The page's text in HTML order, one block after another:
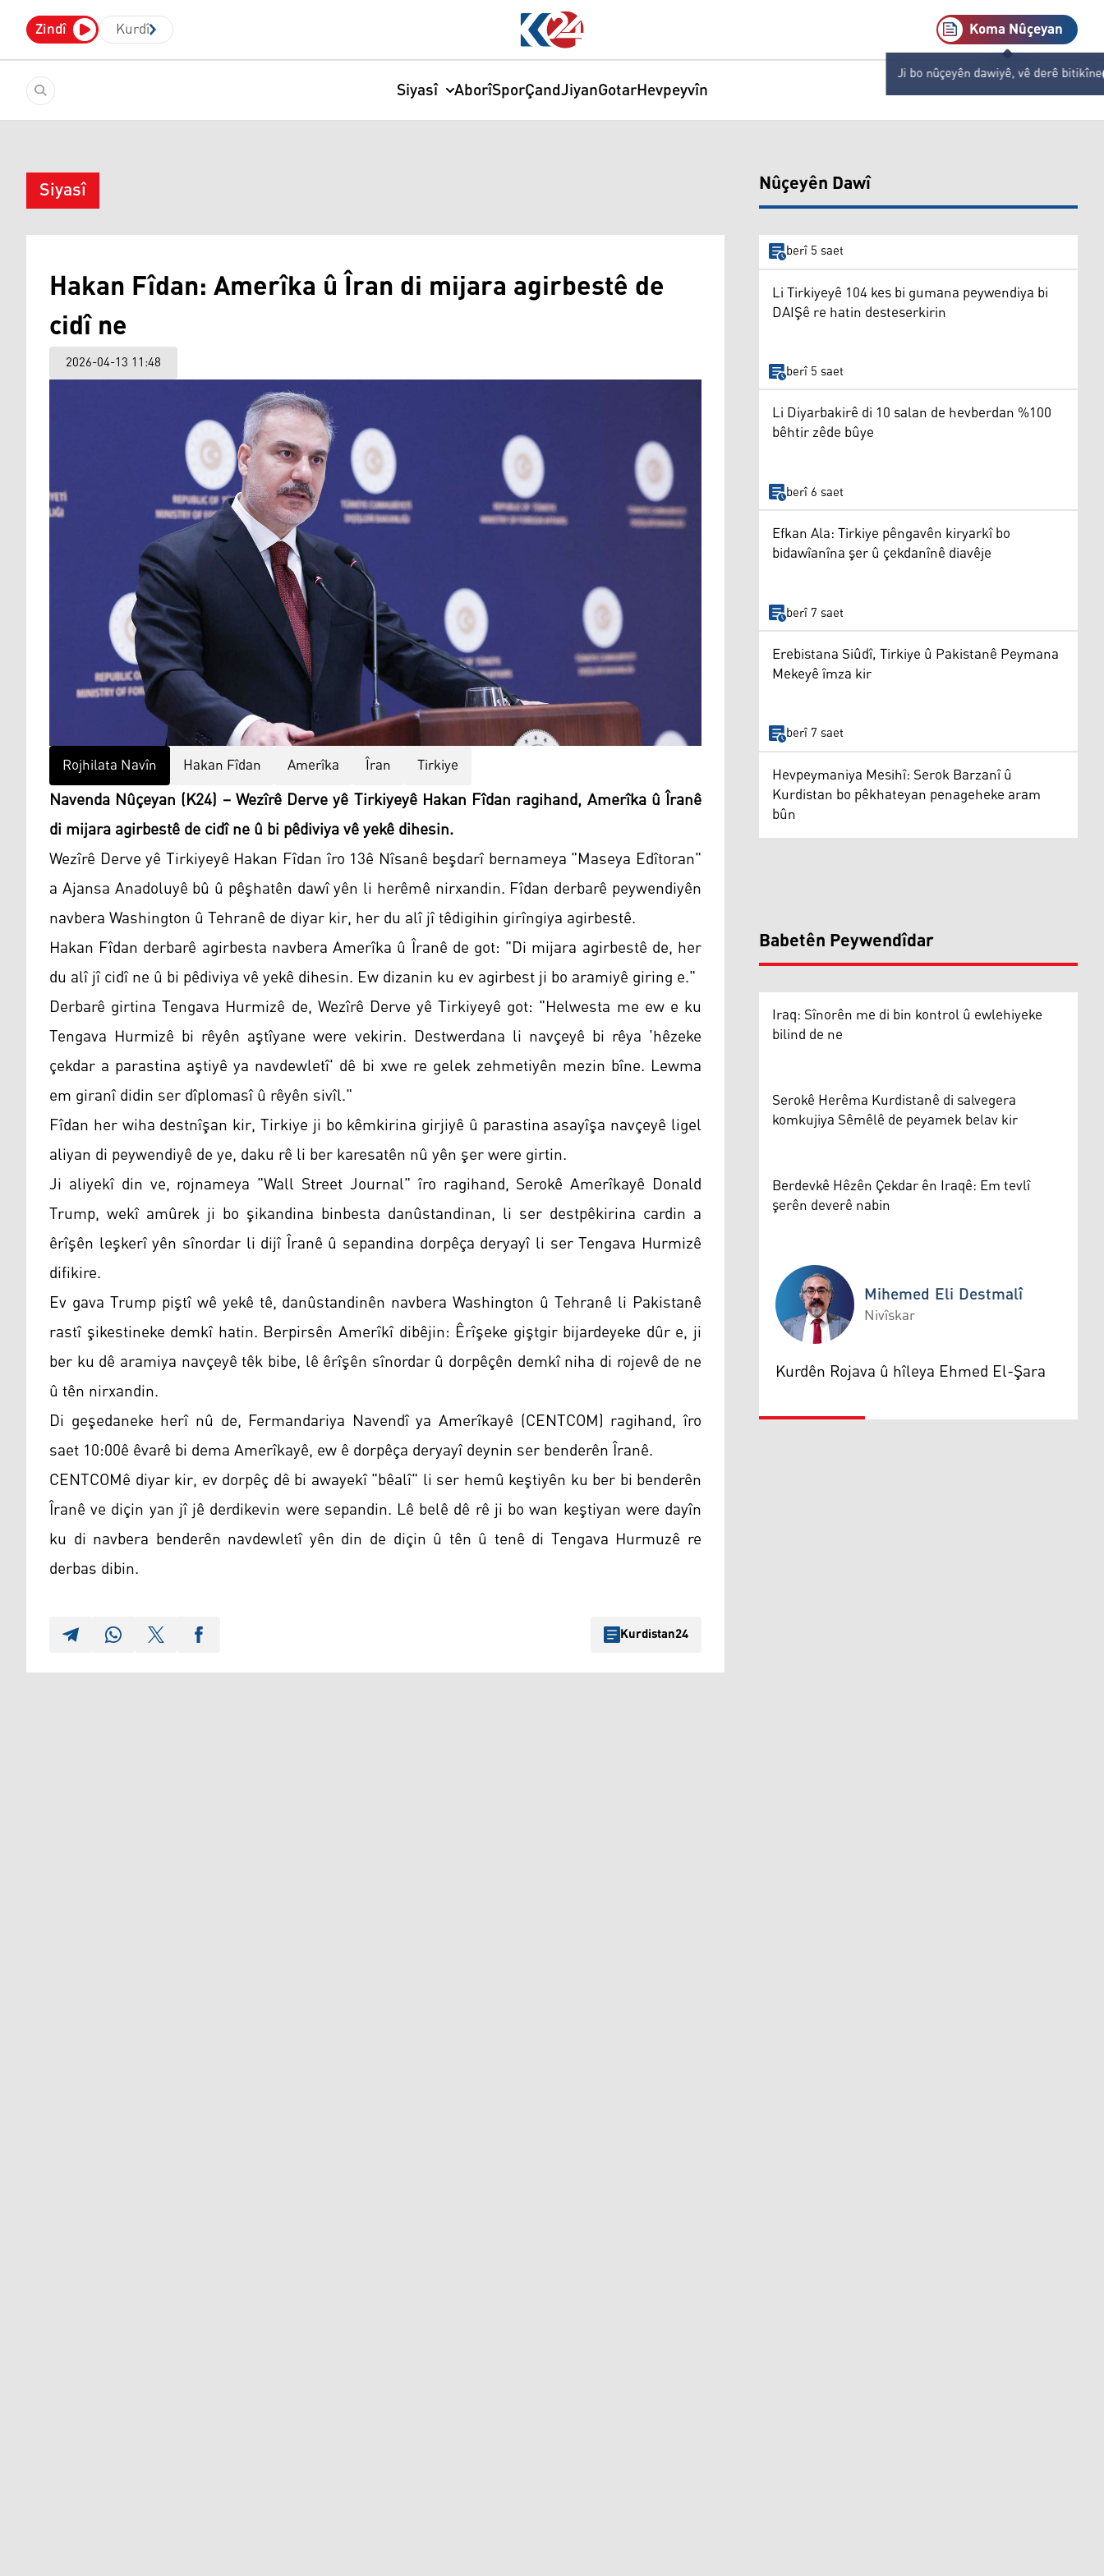
Zindî Kurdî Koma Nûçeyan
Ji bo nûçeyên dawiyê, vê derê bitikîne
Siyasî AborîSporÇandJiyanGotarHevpeyvîn
Siyasî
Hakan Fîdan: Amerîka û Îran di mijara agirbestê de
cidî ne
2026-04-13 11:48
Rojhilata Navîn Hakan Fîdan Amerîka Îran Tirkiye
Navenda Nûçeyan (K24) – Wezîrê Derve yê Tirkiyeyê Hakan Fîdan ragihand, Amerîka û Îranê
di mijara agirbestê de cidî ne û bi pêdiviya vê yekê dihesin.
Wezîrê Derve yê Tirkiyeyê Hakan Fîdan îro 13ê Nîsanê beşdarî bernameya "Maseya Edîtoran"
a Ajansa Anadoluyê bû û pêşhatên dawî yên li herêmê nirxandin. Fîdan derbarê peywendiyên
navbera Washington û Tehranê de diyar kir, her du alî jî têdigihin girîngiya agirbestê.
Hakan Fîdan derbarê agirbesta navbera Amerîka û Îranê de got: "Di mijara agirbestê de, her
du alî jî cidî ne û bi pêdiviya vê yekê dihesin. Ew dizanin ku ev agirbest ji bo aramiyê giring e."
Derbarê girtina Tengava Hurmizê de, Wezîrê Derve yê Tirkiyeyê got: "Helwesta me ew e ku
Tengava Hurmizê bi rêyên aştîyane were vekirin. Destwerdana li navçeyê bi rêya 'hêzeke
çekdar a parastina aştiyê ya navdewletî' dê bi xwe re gelek zehmetiyên mezin bîne. Lewma
em giranî didin ser dîplomasî û rêyên sivîl."
Fîdan her wiha destnîşan kir, Tirkiye ji bo kêmkirina girjiyê û parastina asayîşa navçeyê ligel
aliyan di peywendiyê de ye, daku rê li ber karesatên nû yên şer were girtin.
Ji aliyekî din ve, rojnameya "Wall Street Journal" îro ragihand, Serokê Amerîkayê Donald
Trump, wekî amûrek ji bo şikandina binbesta danûstandinan, li ser destpêkirina cardin a
êrîşên leşkerî yên sînordar li dijî Îranê û sepandina dorpêça deryayî li ser Tengava Hurmizê
difikire.
Ev gava Trump piştî wê yekê tê, danûstandinên navbera Washington û Tehranê li Pakistanê
rastî şikestineke demkî hatin. Berpirsên Amerîkî dibêjin: Êrîşeke giştgir bijardeyeke dûr e, ji
ber ku dê aramiya navçeyê têk bibe, lê êrîşên sînordar û dorpêçên demkî niha di rojevê de ne
û tên nirxandin.
Di geşedaneke herî nû de, Fermandariya Navendî ya Amerîkayê (CENTCOM) ragihand, îro
saet 10:00ê êvarê bi dema Amerîkayê, ew ê dorpêça deryayî deynin ser benderên Îranê.
CENTCOMê diyar kir, ev dorpêç dê bi awayekî "bêalî" li ser hemû keştiyên ku ber bi benderên
Îranê ve diçin yan jî jê derdikevin were sepandin. Lê belê dê rê ji bo wan keştiyan were dayîn
ku di navbera benderên navdewletî yên din de diçin û tên û tenê di Tengava Hurmuzê re
derbas dibin.
Kurdistan24
Nûçeyên Dawî
berî 5 saet
Li Tirkiyeyê 104 kes bi gumana peywendiya bi
DAIŞê re hatin desteserkirin
berî 5 saet
Li Diyarbakirê di 10 salan de hevberdan %100
bêhtir zêde bûye
berî 6 saet
Efkan Ala: Tirkiye pêngavên kiryarkî bo
bidawîanîna şer û çekdanînê diavêje
berî 7 saet
Erebistana Siûdî, Tirkiye û Pakistanê Peymana
Mekeyê îmza kir
berî 7 saet
Hevpeymaniya Mesihî: Serok Barzanî û
Kurdistan bo pêkhateyan penageheke aram
bûn
Babetên Peywendîdar
Iraq: Sînorên me di bin kontrol û ewlehiyeke
bilind de ne
Serokê Herêma Kurdistanê di salvegera
komkujiya Sêmêlê de peyamek belav kir
Berdevkê Hêzên Çekdar ên Iraqê: Em tevlî
şerên deverê nabin
Mihemed Eli Destmalî
Mihemed Eli Destmalî
Nivîskar
Kurdên Rojava û hîleya Ehmed El-Şara